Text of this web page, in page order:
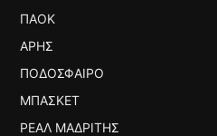
ΠΑΟΚ
ΆΡΗΣ
ΠΟΔΌΣΦΑΙΡΟ
ΜΠΆΣΚΕΤ
ΡΕΆΛ ΜΑΔΡΊΤΗΣ